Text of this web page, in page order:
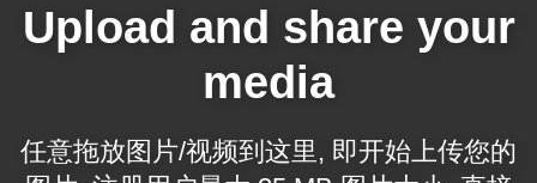
Upload and share your
media
任意拖放图片/视频到这里, 即开始上传您的